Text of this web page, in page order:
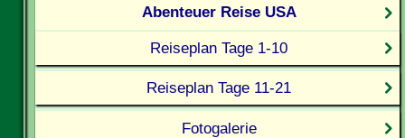
Abenteuer Reise USA
Reiseplan Tage 1-10
Reiseplan Tage 11-21
Fotogalerie